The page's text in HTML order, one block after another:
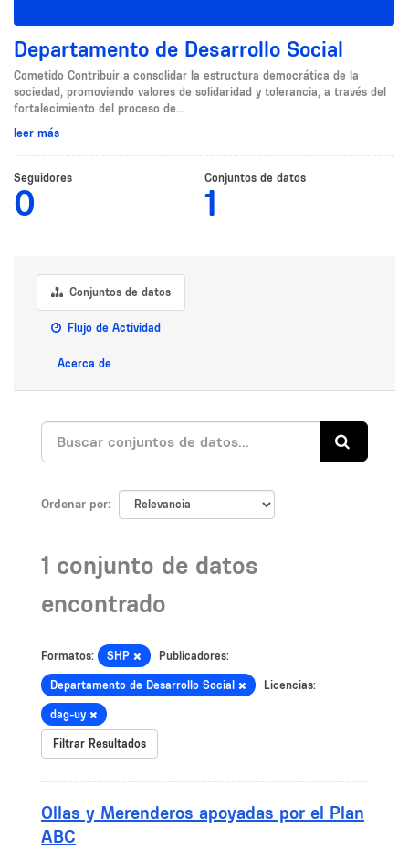
Departamento de Desarrollo Social
Cometido Contribuir a consolidar la estructura democrática de la
sociedad, promoviendo valores de solidaridad y tolerancia, a través del
fortalecimiento del proceso de...
leer más
Seguidores
0
Conjuntos de datos
1
Conjuntos de datos
Flujo de Actividad
Acerca de
Ordenar por
1 conjunto de datos
encontrado
Formatos: SHP Publicadores:
Departamento de Desarrollo Social Licencias:
dag-uy
Filtrar Resultados
Ollas y Merenderos apoyadas por el Plan
ABC